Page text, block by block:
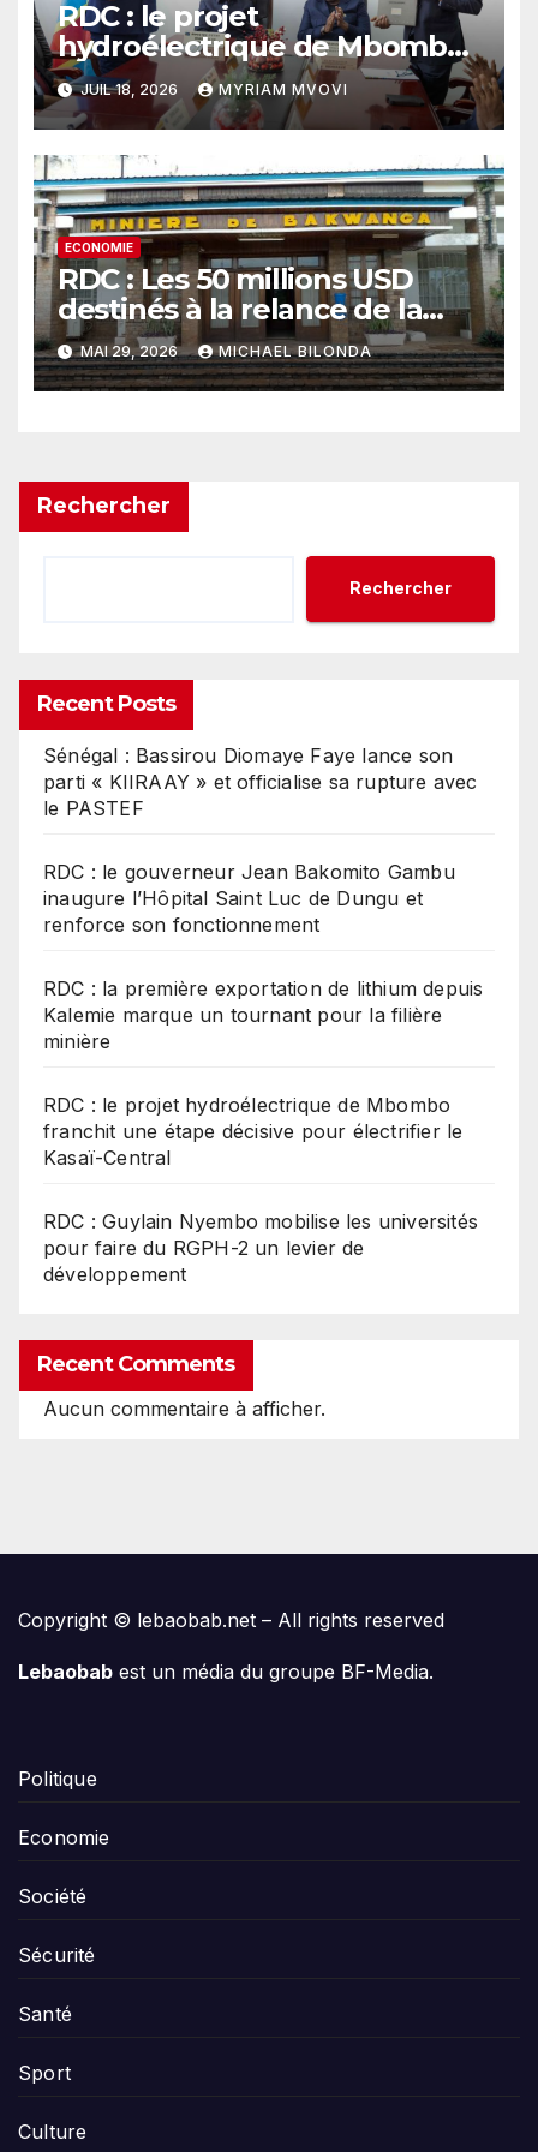
RDC : le projet
hydroélectrique de Mbombo
franchit une étape décisive
pour électrifier le Kasaï-
Central
JUIL 18, 2026 MYRIAM MVOVI
ECONOMIE
RDC : Les 50 millions USD
destinés à la relance de la
MIBA conditionnés à un audit
préalable
MAI 29, 2026 MICHAEL BILONDA
Rechercher
Rechercher
Recent Posts
Sénégal : Bassirou Diomaye Faye lance son
parti « KIIRAAY » et officialise sa rupture avec
le PASTEF
RDC : le gouverneur Jean Bakomito Gambu
inaugure l’Hôpital Saint Luc de Dungu et
renforce son fonctionnement
RDC : la première exportation de lithium depuis
Kalemie marque un tournant pour la filière
minière
RDC : le projet hydroélectrique de Mbombo
franchit une étape décisive pour électrifier le
Kasaï-Central
RDC : Guylain Nyembo mobilise les universités
pour faire du RGPH-2 un levier de
développement
Recent Comments
Aucun commentaire à afficher.
Copyright © lebaobab.net – All rights reserved
Lebaobab est un média du groupe BF-Media.
Politique
Economie
Société
Sécurité
Santé
Sport
Culture